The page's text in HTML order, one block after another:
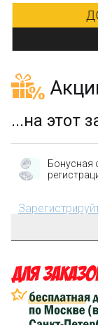
...на этот
Бонусная
на первый
затрат на
Сделайте
его на карту